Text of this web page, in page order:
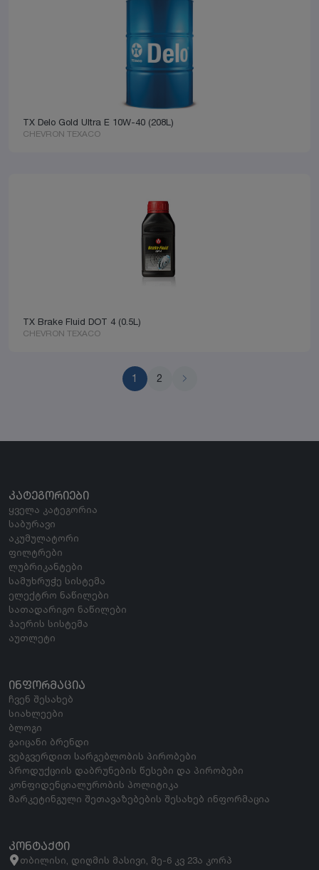
TX Delo Gold Ultra E 10W-40 (208L)
CHEVRON TEXACO
TX Brake Fluid DOT 4 (0.5L)
CHEVRON TEXACO
1 2
ᲙᲐᲢᲔᲒᲝᲠᲘᲔᲑᲘ
ყველა კატეგორია
საბურავი
აკუმულატორი
ფილტრები
ლუბრიკანტები
სამუხრუჭე სისტემა
ელექტრო ნაწილები
სათადარიგო ნაწილები
ჰაერის სისტემა
აუთლეტი
ᲘᲜᲤᲝᲠᲛᲐᲪᲘᲐ
ჩვენ შესახებ
სიახლეები
ბლოგი
გაიცანი ბრენდი
ვებგვერდით სარგებლობის პირობები
პროდუქციის დაბრუნების წესები და პირობები
კონფიდენციალურობის პოლიტიკა
მარკეტინგული შეთავაზებების შესახებ ინფორმაცია
ᲙᲝᲜᲢᲐᲥᲢᲘ
თბილისი, დიღმის მასივი, მე-6 კვ 23ა კორპ